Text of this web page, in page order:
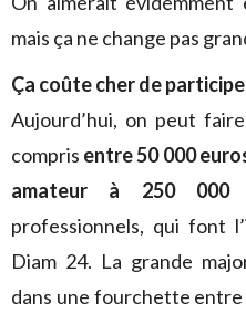
mais ça ne change pas
Ça coûte cher de
Aujourd’hui, on peut
compris entre 50 000
amateur à 250 000
professionnels, qui font
Diam 24. La grande
dans une fourchette